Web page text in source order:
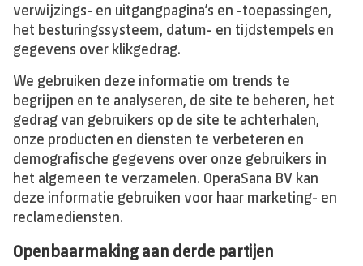
verwijzings- en uitgangpagina’s en -toepassingen,
het besturingssysteem, datum- en tijdstempels en
gegevens over klikgedrag.
We gebruiken deze informatie om trends te
begrijpen en te analyseren, de site te beheren, het
gedrag van gebruikers op de site te achterhalen,
onze producten en diensten te verbeteren en
demografische gegevens over onze gebruikers in
het algemeen te verzamelen. OperaSana BV kan
deze informatie gebruiken voor haar marketing- en
reclamediensten.
Openbaarmaking aan derde partijen